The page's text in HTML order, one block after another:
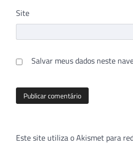
Site
Salvar meus dados neste
Este site utiliza o Akismet para